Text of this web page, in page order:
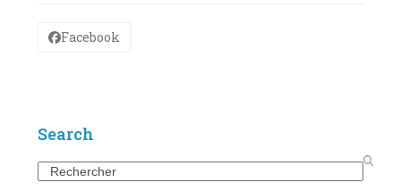
Facebook
Search
Search